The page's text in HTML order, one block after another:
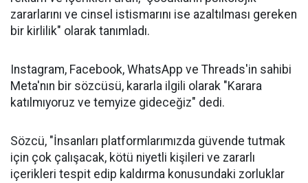
zararlarını ve cinsel istismarını ise azaltılması gereken
bir kirlilik" olarak tanımladı.
Instagram, Facebook, WhatsApp ve Threads'in sahibi
Meta'nın bir sözcüsü, kararla ilgili olarak "Karara
katılmıyoruz ve temyize gideceğiz" dedi.
Sözcü, "İnsanları platformlarımızda güvende tutmak
için çok çalışacak, kötü niyetli kişileri ve zararlı
içerikleri tespit edip kaldırma konusundaki zorluklar